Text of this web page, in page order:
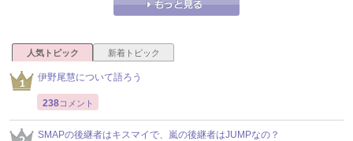
人気トピック 新着トピック
伊野尾慧について語ろう
238コメント
SMAPの後継者はキスマイで、嵐の後継者はJUMPなの？